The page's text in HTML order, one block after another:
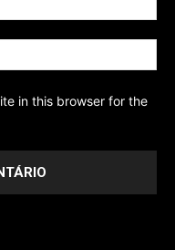
in this browser for the